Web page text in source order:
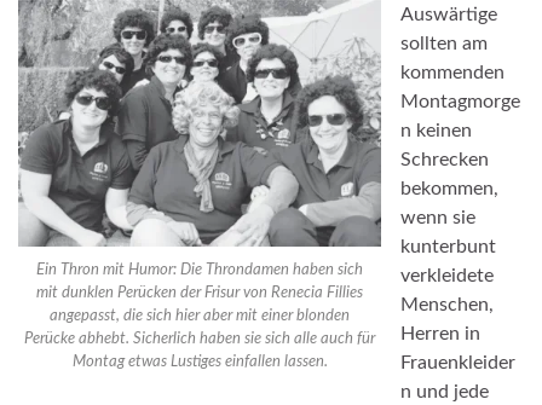
Ein Thron mit Humor: Die Throndamen haben sich
mit dunklen Perücken der Frisur von Renecia Fillies
angepasst, die sich hier aber mit einer blonden
Perücke abhebt. Sicherlich haben sie sich alle auch für
Montag etwas Lustiges einfallen lassen.
Auswärtige
sollten am
kommenden
Montagmorge
n keinen
Schrecken
bekommen,
wenn sie
kunterbunt
verkleidete
Menschen,
Herren in
Frauenkleider
n und jede